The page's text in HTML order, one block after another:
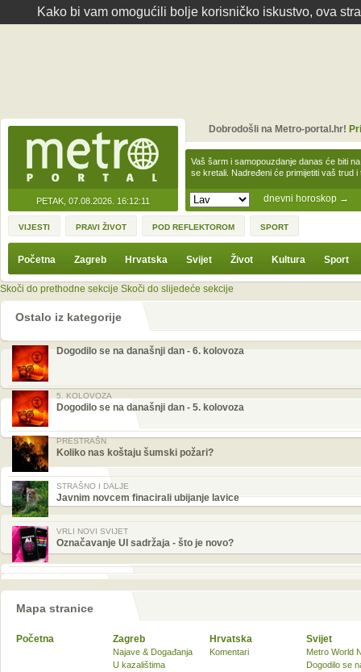
Kako bi vam omogućili bolje korisničko iskustvo, ova
PETAK, 07.08.2026. 16:12:11 dnevni horoskop →
Vaš šarm i samopouzdanje danas će biti
se kretali. Nadređeni će primijetiti vaš trud
Dobrodošli na Metro-portal.hr!
VIJESTI PRAVI ŽIVOT POD REFLEKTOROM SPORT
Početna Zagreb Hrvatska Svijet Život Kultura Sport
Skoči do prethodne sekcije Skoči do slijedeće sekcije
Ostalo iz kategorije
Dogodilo se na današnji dan - 6. kolovoza
5. KOLOVOZA
Dogodilo se na današnji dan - 5. kolovoza
PRESTRAŠN
Koliko nas koštaju šumski požari?
STRAŠNO I DALJE
Javnim novcem finacirali ubijanje lavice
VRLI NOVI SVIJET
Označavanje UI sadržaja - što je novo?
Mapa stranice
Početna Zagreb
Najave & Događanja
U kazalištima
Hrvatska
Komentari
Svijet
Metro World
Dogodilo se